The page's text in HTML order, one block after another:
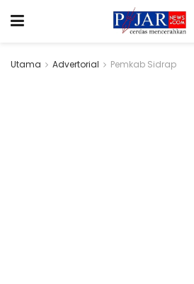
Utama Advertorial Pemkab Sidrap